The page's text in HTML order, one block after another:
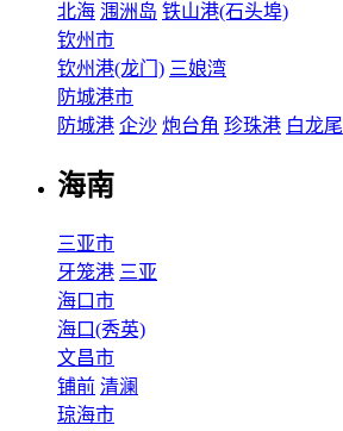
北海 涠洲岛 铁山港(石头埠)
钦州市
钦州港(龙门) 三娘湾
防城港市
防城港 企沙 炮台角 珍珠港 白龙尾
海南
三亚市
牙笼港 三亚
海口市
海口(秀英)
文昌市
铺前 清澜
琼海市